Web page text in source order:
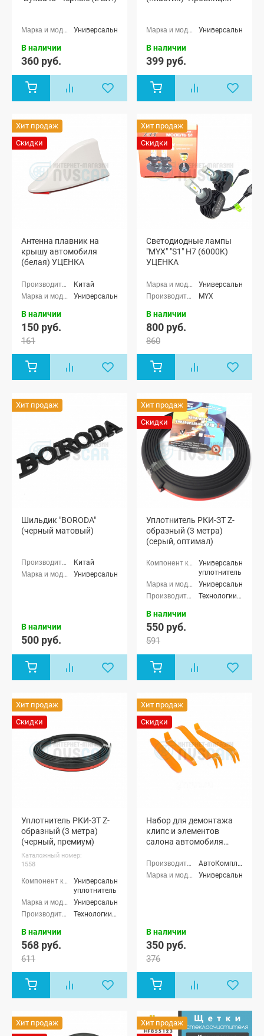
Универсальные
В наличии
360 руб.
Универсальные
В наличии
399 руб.
Хит продаж
Скидки
Антенна плавник на
крышу автомобиля
(белая) УЦЕНКА
Китай
Универсальные
В наличии
150 руб.
161
Хит продаж
Скидки
Светодиодные лампы
"MYX" "S1" H7 (6000K)
УЦЕНКА
Универсальные
MYX
В наличии
800 руб.
860
Хит продаж
Шильдик "BORODA"
(черный матовый)
Китай
Универсальные
В наличии
500 руб.
Хит продаж
Скидки
Уплотнитель РКИ-ЗТ Z-
образный (3 метра)
(серый, оптимал)
Универсальный
уплотнитель
Универсальные
Технологии Будущего
В наличии
550 руб.
591
Хит продаж
Скидки
Уплотнитель РКИ-ЗТ Z-
образный (3 метра)
(черный, премиум)
Каталожный номер:
1558
Универсальный
уплотнитель
Универсальные
Технологии Будущего
В наличии
568 руб.
611
Хит продаж
Скидки
Набор для демонтажа
клипс и элементов
салона автомобиля
АвтоКомплект
Универсальные
В наличии
350 руб.
376
Хит продаж
Хит продаж